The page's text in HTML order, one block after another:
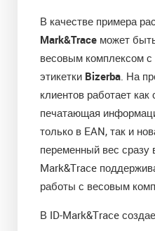
В качестве примера
Mark&Trace может
весовым комплексом
этикетки Bizerba. На
клиентов работает как
печатающая
только в EAN, так и
переменный вес сразу
Mark&Trace
работы с весовым
В ID-Mark&Trace